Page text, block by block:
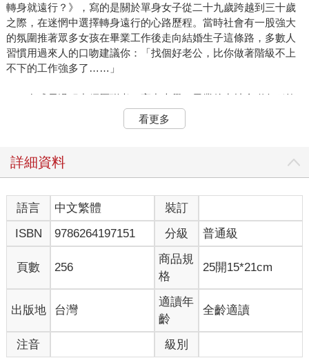
轉身就遠行？》，寫的是關於單身女子從二十九歲跨越到三十歲
之際，在迷惘中選擇轉身遠行的心路歷程。當時社會有一股強大
的氛圍推著眾多女孩在畢業工作後走向結婚生子這條路，多數人
習慣用過來人的口吻建議你：「找個好老公，比你做著階級不上
不下的工作強多了……」
在成長過程中經歷聯考、高中大學，畢業後出社會碰各種軟
釘子，好不容易在工作上有一點小成就，卻總感覺生活特別窩
囊，人生彷彿住在五坪大的城堡中，擁有了及格線的職場安穩，
華落子在一個人身上，左顧右盼等著對方給出永恆的承諾。就在
虛，讓剛滿三十的我著實跌落至萬丈深淵。
曾經我好害怕跌倒，擔心跌落谷底後就爬不起來，變成眾所
周知的笑柄。這個世界，大家不懂你，你也不懂自己。「我的人
生就要這樣下去嗎？」夜深人靜時我會這樣問自己，把枕頭疊
高，把啤酒放在左右隨侍，眼觀窗外景色十年如一，難道一生就
僅限制在五坪大的城堡裡，鎖住自己？
這個世界最可怕的不是跌落谷底，而是過著自己不想要的生
活方式，三十而立的我不顧眾人反對寫了離職信，鬧了一場家庭
看更多
詳細資料
語言 中文繁體
裝訂
ISBN
9786264197151 分級 普通級
頁數 256
商品規
格
25開15*21cm
出版地 台灣
適讀年
齡
全齡適讀
注音 級別